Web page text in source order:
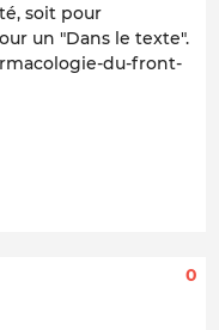
soit pour
un "Dans le texte".
du-front-
0